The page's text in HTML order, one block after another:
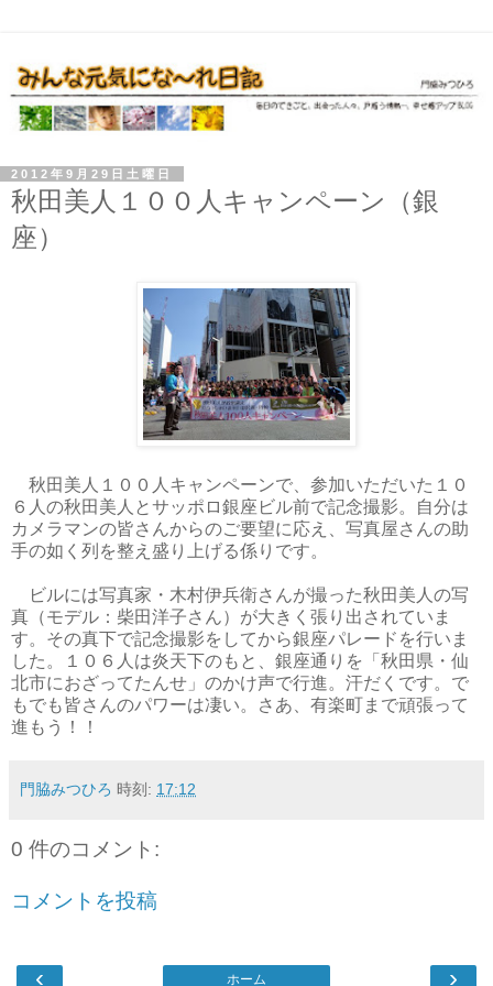
2012年9月29日土曜日
秋田美人１００人キャンペーン（銀
座）
秋田美人１００人キャンペーンで、参加いただいた１０
６人の秋田美人とサッポロ銀座ビル前で記念撮影。自分は
カメラマンの皆さんからのご要望に応え、写真屋さんの助
手の如く列を整え盛り上げる係りです。
ビルには写真家・木村伊兵衛さんが撮った秋田美人の写
真（モデル：柴田洋子さん）が大きく張り出されていま
す。その真下で記念撮影をしてから銀座パレードを行いま
した。１０６人は炎天下のもと、銀座通りを「秋田県・仙
北市におざってたんせ」のかけ声で行進。汗だくです。で
もでも皆さんのパワーは凄い。さあ、有楽町まで頑張って
進もう！！
門脇みつひろ 時刻: 17:12
0 件のコメント:
コメントを投稿
‹ ›
ホーム